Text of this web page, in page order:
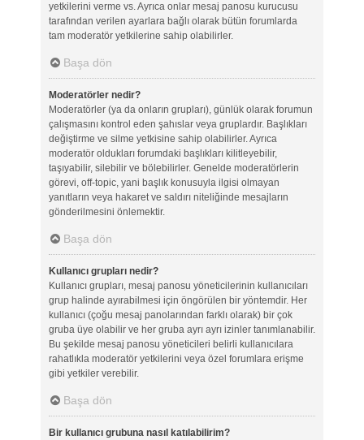
yetkilerini verme vs. Ayrıca onlar mesaj panosu kurucusu
tarafından verilen ayarlara bağlı olarak bütün forumlarda
tam moderatör yetkilerine sahip olabilirler.
Başa dön
Moderatörler nedir?
Moderatörler (ya da onların grupları), günlük olarak forumun
çalışmasını kontrol eden şahıslar veya gruplardır. Başlıkları
değiştirme ve silme yetkisine sahip olabilirler. Ayrıca
moderatör oldukları forumdaki başlıkları kilitleyebilir,
taşıyabilir, silebilir ve bölebilirler. Genelde moderatörlerin
görevi, off-topic, yani başlık konusuyla ilgisi olmayan
yanıtların veya hakaret ve saldırı niteliğinde mesajların
gönderilmesini önlemektir.
Başa dön
Kullanıcı grupları nedir?
Kullanıcı grupları, mesaj panosu yöneticilerinin kullanıcıları
grup halinde ayırabilmesi için öngörülen bir yöntemdir. Her
kullanıcı (çoğu mesaj panolarından farklı olarak) bir çok
gruba üye olabilir ve her gruba ayrı ayrı izinler tanımlanabilir.
Bu şekilde mesaj panosu yöneticileri belirli kullanıcılara
rahatlıkla moderatör yetkilerini veya özel forumlara erişme
gibi yetkiler verebilir.
Başa dön
Bir kullanıcı grubuna nasıl katılabilirim?